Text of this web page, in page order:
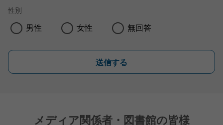
性別
男性 女性 無回答
送信する
メディア関係者・図書館の皆様